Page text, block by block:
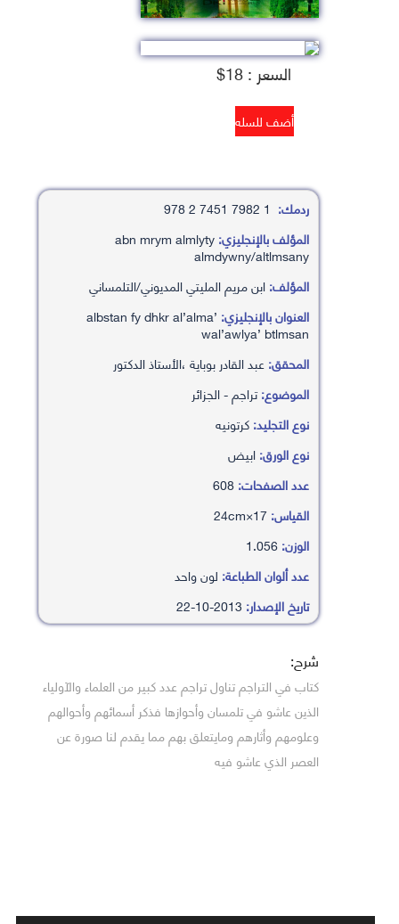
السعر : 18$
ردمك:
المؤلف بالإنجليزي:abn mrym almlyty
almdywny/altlmsany
المؤلف:ابن مريم المليتي المديوني/التلمساني
العنوان بالإنجليزي: albstan fy dhkr al’alma’
wal’awlya’ btlmsan
المحقق:عبد القادر بوباية ،الأستاذ الدكتور
الموضوع:تراجم - الجزائر
نوع التجليد:كرتونيه
نوع الورق:ابيض
عدد الصفحات:
القياس:
الوزن:
عدد ألوان الطباعة: لون واحد
تاريخ الإصدار:
شرح:
كتاب في التراجم تناول تراجم عدد كبير من العلماء والآولياء
الذين عاشو في تلمسان وأحوازها فذكر أسمائهم وأحوالهم
وعلومهم وأثارهم ومايتعلق بهم مما يقدم لنا صورة عن
العصر الذي عاشو فيه